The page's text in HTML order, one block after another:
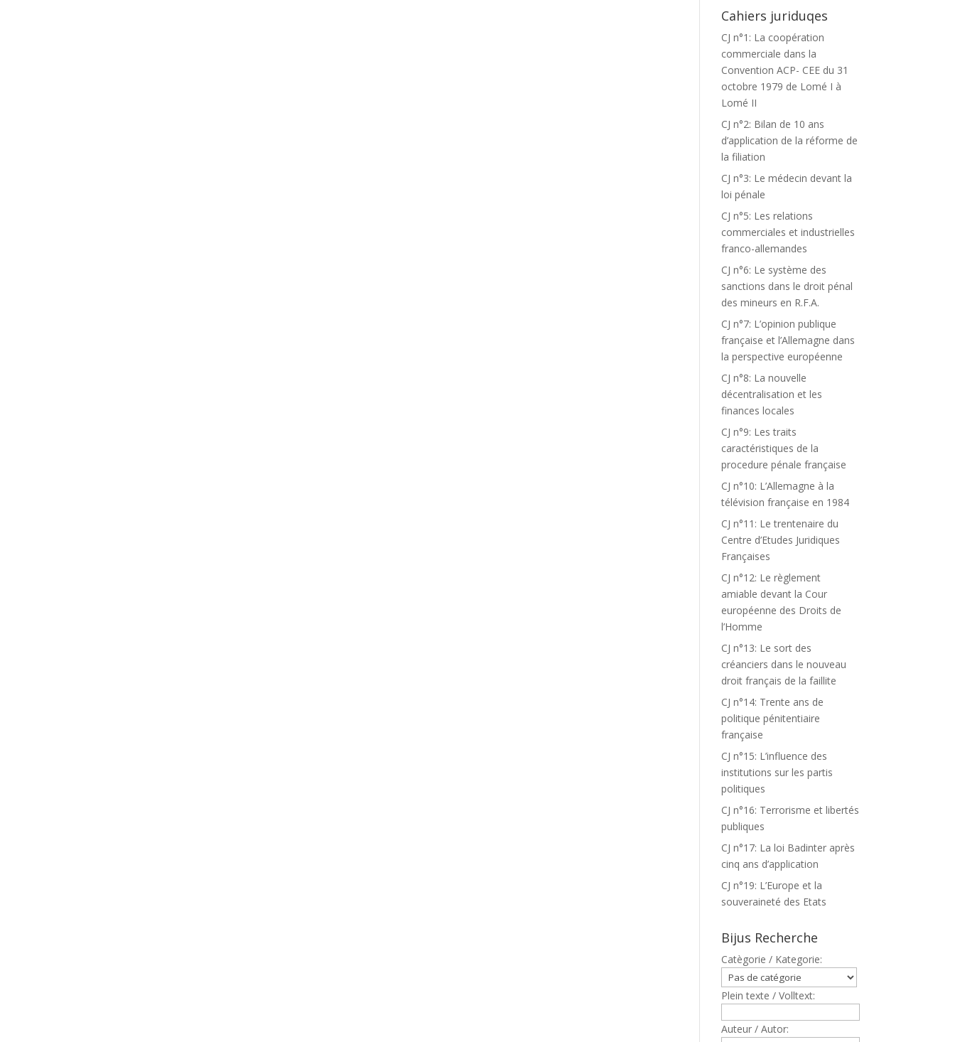
Cahiers juriduqes
CJ n°1: La coopération
commerciale dans la
Convention ACP- CEE du 31
octobre 1979 de Lomé I à
Lomé II
CJ n°2: Bilan de 10 ans
d’application de la réforme de
la filiation
CJ n°3: Le médecin devant la
loi pénale
CJ n°5: Les relations
commerciales et industrielles
franco-allemandes
CJ n°6: Le système des
sanctions dans le droit pénal
des mineurs en R.F.A.
CJ n°7: L’opinion publique
française et l’Allemagne dans
la perspective européenne
CJ n°8: La nouvelle
décentralisation et les
finances locales
CJ n°9: Les traits
caractéristiques de la
procedure pénale française
CJ n°10: L’Allemagne à la
télévision française en 1984
CJ n°11: Le trentenaire du
Centre d’Etudes Juridiques
Françaises
CJ n°12: Le règlement
amiable devant la Cour
européenne des Droits de
l’Homme
CJ n°13: Le sort des
créanciers dans le nouveau
droit français de la faillite
CJ n°14: Trente ans de
politique pénitentiaire
française
CJ n°15: L’influence des
institutions sur les partis
politiques
CJ n°16: Terrorisme et libertés
publiques
CJ n°17: La loi Badinter après
cinq ans d’application
CJ n°19: L’Europe et la
souveraineté des Etats
Bijus Recherche
Catègorie / Kategorie:
Plein texte / Volltext:
Auteur / Autor: